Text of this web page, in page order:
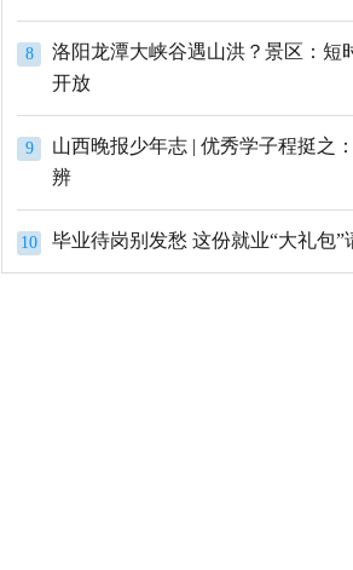
8
洛阳龙潭大峡谷遇山洪？景区：短
开放
9
山西晚报少年志 | 优秀学子程挺之
辨
10 毕业待岗别发愁 这份就业“大